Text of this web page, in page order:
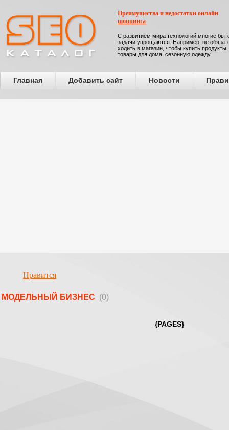
Преимущества и недостатки онлайн-
шоппинга
С развитием мира технологий многие
задачи упрощаются. Например, не
ходить в магазин, чтобы купить продукты,
товары для дома, сезонную одежду
Главная Добавить сайт Новости
Нравится
МОДЕЛЬНЫЙ БИЗНЕС (0)
{PAGES}